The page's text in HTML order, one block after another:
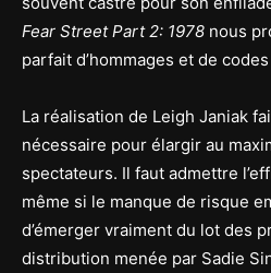
Fear Street Part 2: 1978 nous
parfait d’hommages et de
La réalisation de Leigh Janiak
nécessaire pour élargir au
spectateurs. Il faut admettre
même si le manque de risque
d’émerger vraiment du lot des
distribution menée par Sadie